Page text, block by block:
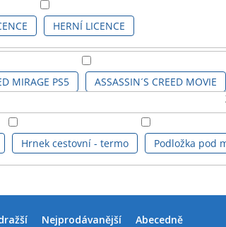
HERNÍ LICENCE
MIRAGE PS5 ASSASSIN´S CREED MOVIE
PS4 ASSASSIN´S CREED VALHALLA PS4
Hrnek cestovní - termo Podložka pod
Nejprodávanější Abecedně